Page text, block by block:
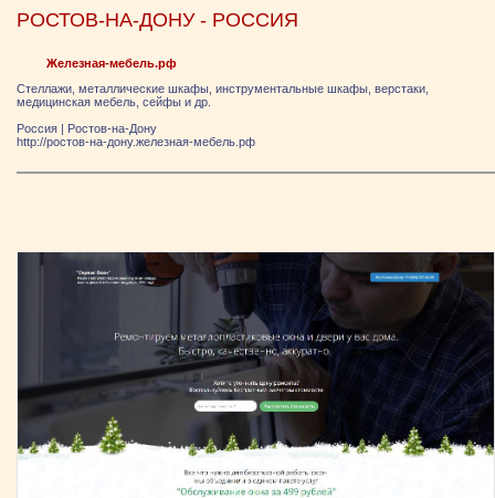
РОСТОВ-НА-ДОНУ - РОССИЯ
Железная-мебель.рф
Стеллажи, металлические шкафы, инструментальные шкафы, верстаки,
медицинская мебель, сейфы и др.
Россия | Ростов-на-Дону
http://ростов-на-дону.железная-мебель.рф